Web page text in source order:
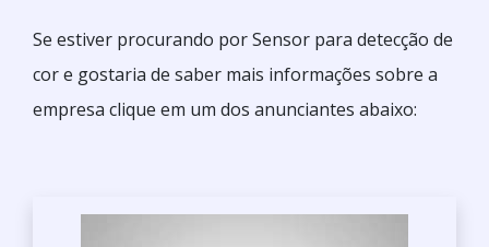
Se estiver procurando por Sensor para detecção de
cor e gostaria de saber mais informações sobre a
empresa clique em um dos anunciantes abaixo: